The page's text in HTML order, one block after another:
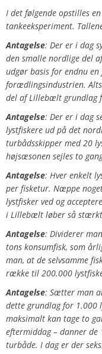
I det følgende opstilles
tankeeksperiment.
Antagelse: Der er i dag
den smalle nordlige del
udgør basis for endnu
forædlingsindustrien.
del af Lillebælt grundlag
Antagelse: Der er i dag
lystfiskere ud på det
turbådsskipper med 20
højsæsonen sejles to
Antagelse: Hver enkelt
per fisketur. Næppe
lystfisker ved og
i Lillebælt løber så
Antagelse: Dividerer
tons konsumfisk, som
man, at de selvsamme
række til 200.000
Antagelse: Sætter man
dette grundlag for 1.000
maksimalt kan tage to
eftermiddag – danner de
turbåde. I dag er der